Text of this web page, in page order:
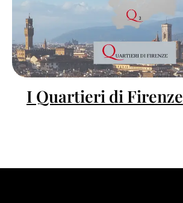
I Quartieri di Firenze